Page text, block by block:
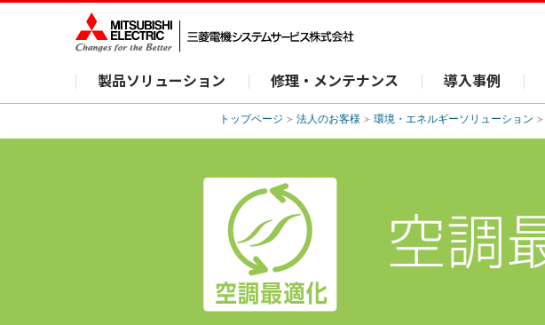
製品ソリューション 修理・メンテナンス 導入事例
トップページ 法人のお客様 環境・エネルギーソリューション